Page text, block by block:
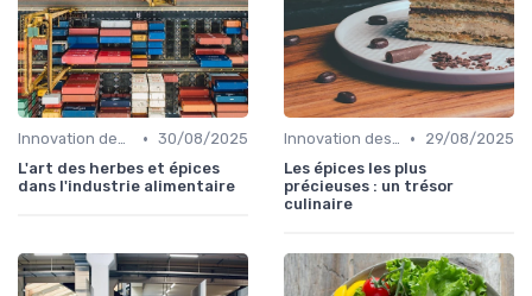
Innovation des recettes • 30/08/2025
L'art des herbes et épices
dans l'industrie alimentaire
Innovation des recettes •
29/08/2025
Les épices les plus
précieuses : un trésor
culinaire